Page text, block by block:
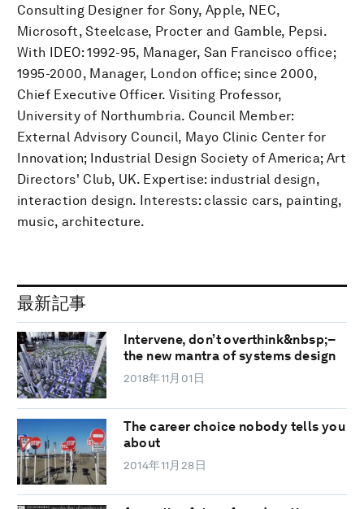
Consulting Designer for Sony, Apple, NEC,
Microsoft, Steelcase, Procter and Gamble, Pepsi.
With IDEO: 1992-95, Manager, San Francisco office;
1995-2000, Manager, London office; since 2000,
Chief Executive Officer. Visiting Professor,
University of Northumbria. Council Member:
External Advisory Council, Mayo Clinic Center for
Innovation; Industrial Design Society of America; Art
Directors' Club, UK. Expertise: industrial design,
interaction design. Interests: classic cars, painting,
music, architecture.
最新記事
Intervene, don’t overthink&nbsp;–
the new mantra of systems design
2018年11月01日
The career choice nobody tells you
about
2014年11月28日